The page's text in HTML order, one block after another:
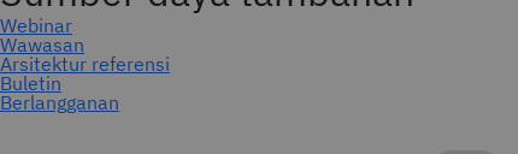
Berlangganan